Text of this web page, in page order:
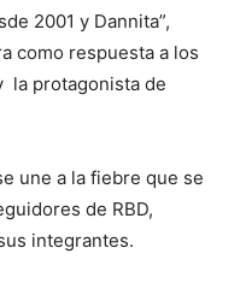
2001 y Dannita”,
como respuesta a los
la protagonista de
une a la fiebre que se
de RBD,
integrantes.